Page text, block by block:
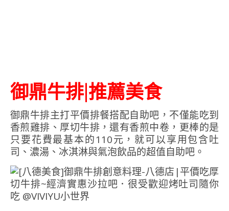
御鼎牛排|推薦美食
御鼎牛排主打平價排餐搭配自助吧，不僅能吃到
香煎雞排、厚切牛排，還有香煎中卷，更棒的是
只要花費最基本的110元，就可以享用包含吐
司、濃湯、冰淇淋與氣泡飲品的超值自助吧。